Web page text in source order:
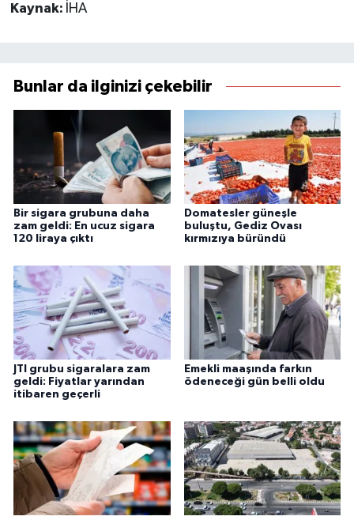
Kaynak: İHA
Bunlar da ilginizi çekebilir
Bir sigara grubuna daha
zam geldi: En ucuz sigara
120 liraya çıktı
Domatesler güneşle
buluştu, Gediz Ovası
kırmızıya büründü
JTI grubu sigaralara zam
geldi: Fiyatlar yarından
itibaren geçerli
Emekli maaşında farkın
ödeneceği gün belli oldu